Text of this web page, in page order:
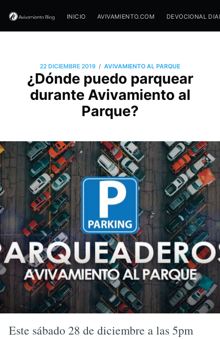
INICIO AVIVAMIENTO.COM DEVOCIONAL
22 DICIEMBRE 2019 / AVIVAMIENTO AL PARQUE
¿Dónde puedo parquear
durante Avivamiento al
Parque?
Este sábado 28 de diciembre a las 5pm